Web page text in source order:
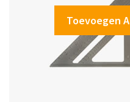
Toevoegen